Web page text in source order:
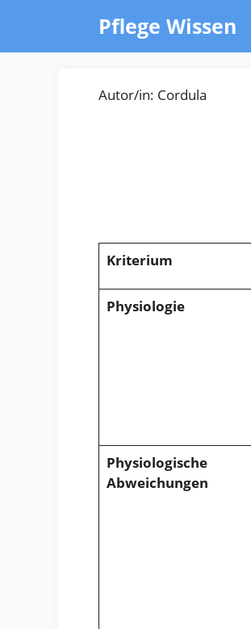
springen
Pflege Wissen
Autor/in: Cordula
Kriterium
Physiologie
Physiologische
Abweichungen